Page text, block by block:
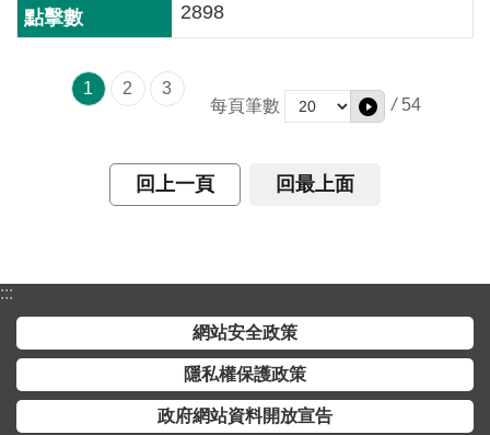
2898
1 2
3
每頁筆數
/ 54
回上一頁 回最上面
:::
網站安全政策
隱私權保護政策
政府網站資料開放宣告